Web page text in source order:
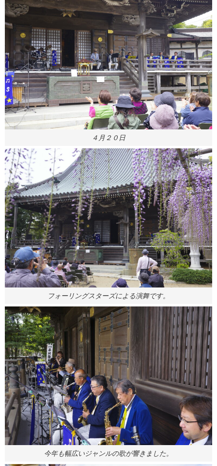
４月２０日
フォーリングスターズによる演舞です。
今年も幅広いジャンルの歌が響きました。